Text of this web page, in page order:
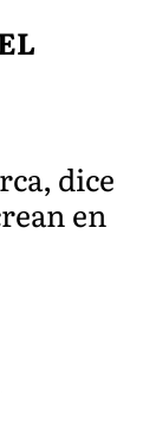
dice
en